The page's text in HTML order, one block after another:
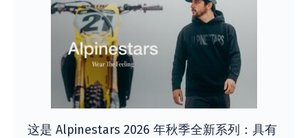
这是 Alpinestars 2026 年秋季全新系列：具有